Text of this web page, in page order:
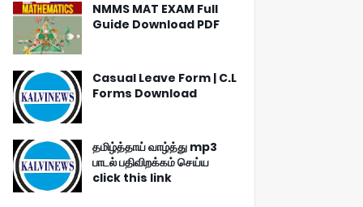
NMMS MAT EXAM Full
Guide Download PDF
Casual Leave Form | C.L
Forms Download
தமிழ்த்தாய் வாழ்த்து mp3
பாடல் பதிவிறக்கம் செய்ய
click this link